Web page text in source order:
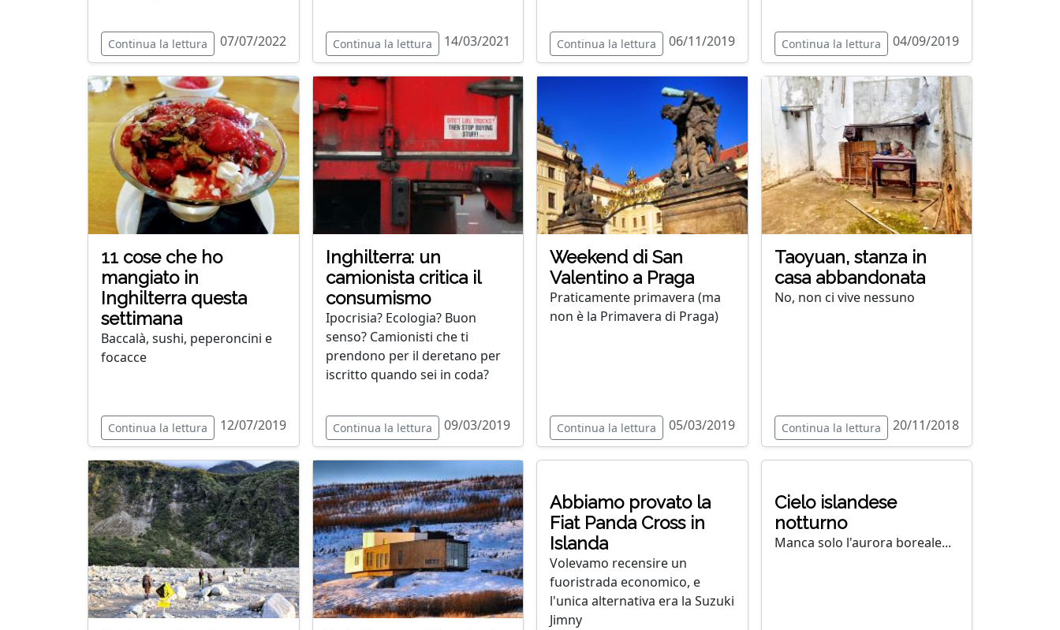
Continua la lettura 07/07/2022 Continua la lettura 14/03/2021 Continua la lettura 06/11/2019 Continua la lettura 04/09/2019
11 cose che ho
mangiato in
Inghilterra questa
settimana
Baccalà, sushi, peperoncini e
focacce
Continua la lettura 12/07/2019
Inghilterra: un
camionista critica il
consumismo
Ipocrisia? Ecologia? Buon
senso? Camionisti che ti
prendono per il deretano per
iscritto quando sei in coda?
Continua la lettura 09/03/2019
Weekend di San
Valentino a Praga
Praticamente primavera (ma
non è la Primavera di Praga)
Continua la lettura 05/03/2019
Taoyuan, stanza in
casa abbandonata
No, non ci vive nessuno
Continua la lettura 20/11/2018
Abbiamo provato la
Fiat Panda Cross in
Islanda
Volevamo recensire un
fuoristrada economico, e
l'unica alternativa era la Suzuki
Jimny
Cielo islandese
notturno
Manca solo l'aurora boreale...